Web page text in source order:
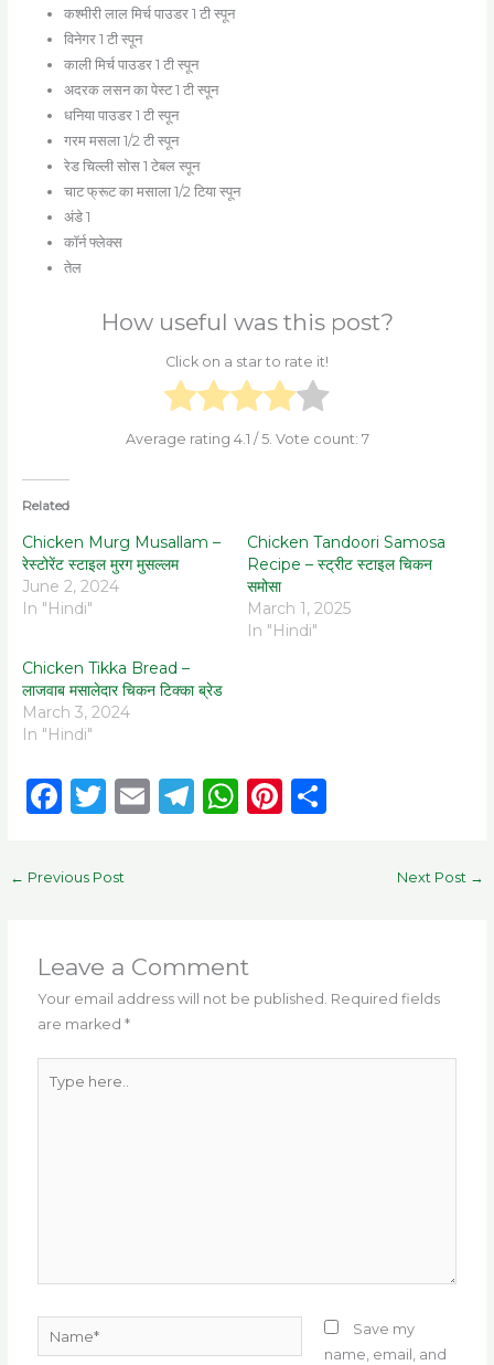
कश्मीरी लाल मिर्च पाउडर 1 टी स्पून
विनेगर 1 टी स्पून
काली मिर्च पाउडर 1 टी स्पून
अदरक लसन का पेस्ट 1 टी स्पून
धनिया पाउडर 1 टी स्पून
गरम मसला 1/2 टी स्पून
रेड चिल्ली सोस 1 टेबल स्पून
चाट फ्रूट का मसाला 1/2 टिया स्पून
अंडे 1
कॉर्न फ्लेक्स
तेल
How useful was this post?
Click on a star to rate it!
Average rating 4.1 / 5. Vote count: 7
Related
Chicken Murg Musallam –
रेस्टोरेंट स्टाइल मुरग मुसल्लम
June 2, 2024
In "Hindi"
Chicken Tandoori Samosa
Recipe – स्ट्रीट स्टाइल चिकन
समोसा
March 1, 2025
In "Hindi"
Chicken Tikka Bread –
लाजवाब मसालेदार चिकन टिक्का ब्रेड
March 3, 2024
In "Hindi"
F
c
o
o
k
T
it
E T
m
W
p
p
Pi S
← Previous Post Next Post →
Leave a Comment
Your email address will not be published. Required fields
are marked*
here..
Name*
Save my
name, email, and